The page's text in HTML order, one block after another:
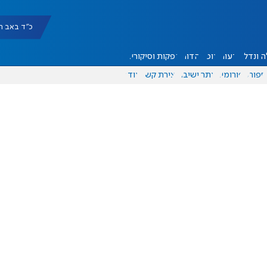
כ"ד באב תשפ"ו
ונדל"ן דעות אוכל יהדות הפקות וסיקורים
ספורט פורומים אתר ישיבה יצירת קשר עוד